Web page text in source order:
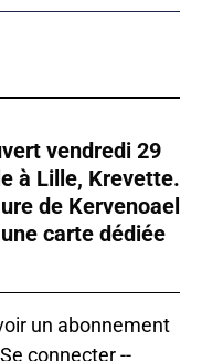
vendredi 29
à Lille, Krevette.
de Kervenoael
carte dédiée
un abonnement
Se connecter--